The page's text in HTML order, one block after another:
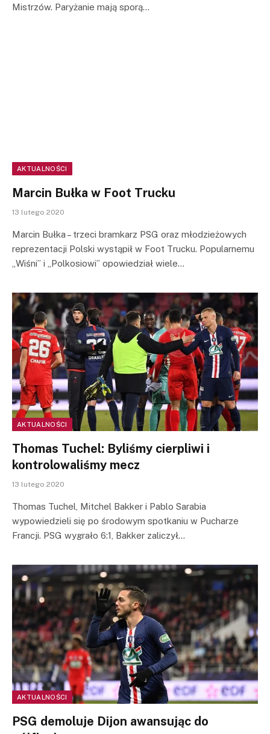
Mistrzów. Paryżanie mają sporą…
AKTUALNOŚCI
Marcin Bułka w Foot Trucku
13 lutego 2020
Marcin Bułka – trzeci bramkarz PSG oraz młodzieżowych
reprezentacji Polski wystąpił w Foot Trucku. Popularnemu
„Wiśni” i „Polkosiowi” opowiedział wiele…
AKTUALNOŚCI
Thomas Tuchel: Byliśmy cierpliwi i
kontrolowaliśmy mecz
13 lutego 2020
Thomas Tuchel, Mitchel Bakker i Pablo Sarabia
wypowiedzieli się po środowym spotkaniu w Pucharze
Francji. PSG wygrało 6:1, Bakker zaliczył…
AKTUALNOŚCI
PSG demoluje Dijon awansując do